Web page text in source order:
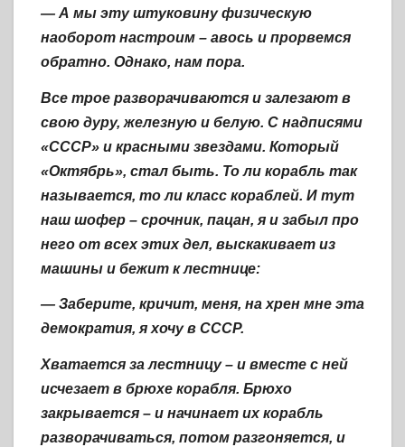
— А мы эту штуковину физическую
наоборот настроим – авось и прорвемся
обратно. Однако, нам пора.
Все трое разворачиваются и залезают в
свою дуру, железную и белую. С надписями
«СССР» и красными звездами. Который
«Октябрь», стал быть. То ли корабль так
называется, то ли класс кораблей. И тут
наш шофер – срочник, пацан, я и забыл про
него от всех этих дел, выскакивает из
машины и бежит к лестнице:
— Заберите, кричит, меня, на хрен мне эта
демократия, я хочу в СССР.
Хватается за лестницу – и вместе с ней
исчезает в брюхе корабля. Брюхо
закрывается – и начинает их корабль
разворачиваться, потом разгоняется, и